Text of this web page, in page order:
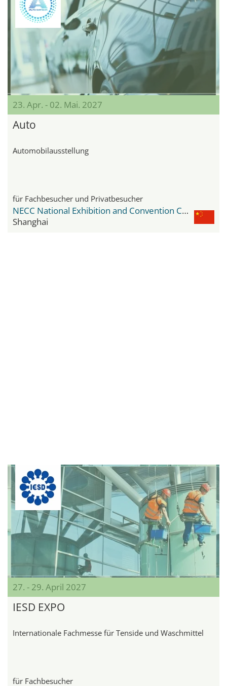
23. Apr. - 02. Mai. 2027
Auto
Automobilausstellung
für Fachbesucher und Privatbesucher
NECC National Exhibition and Convention Center
Shanghai
27. - 29. April 2027
IESD EXPO
Internationale Fachmesse für Tenside und Waschmittel
für Fachbesucher